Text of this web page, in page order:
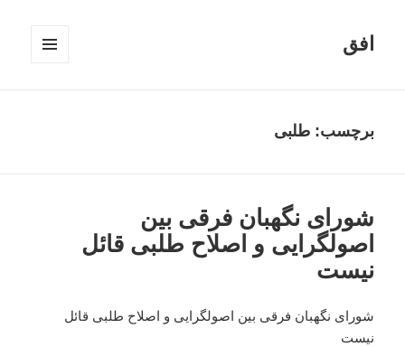
افق
برچسب:طلبی
شورای نگهبان فرقی بین
اصولگرایی و اصلاح طلبی قائل
نیست
شورای نگهبان فرقی بین اصولگرایی و اصلاح طلبی قائل
نیست